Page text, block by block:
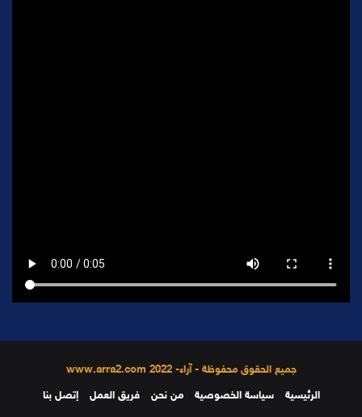
جميع الحقوق محفوظة - آراء- 2022 www.arra2.com
الرئيسية
سياسة الخصوصية من نحن فريق العمل إتصل بنا